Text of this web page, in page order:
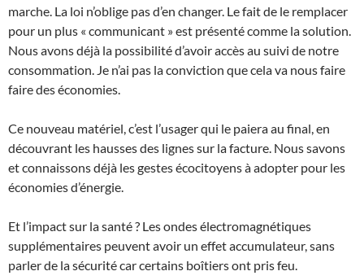
marche. La loi n’oblige pas d’en changer. Le fait de le remplacer
pour un plus « communicant » est présenté comme la solution.
Nous avons déjà la possibilité d’avoir accès au suivi de notre
consommation. Je n’ai pas la conviction que cela va nous faire
faire des économies.
Ce nouveau matériel, c’est l’usager qui le paiera au final, en
découvrant les hausses des lignes sur la facture. Nous savons
et connaissons déjà les gestes écocitoyens à adopter pour les
économies d’énergie.
Et l’impact sur la santé ? Les ondes électromagnétiques
supplémentaires peuvent avoir un effet accumulateur, sans
parler de la sécurité car certains boîtiers ont pris feu.